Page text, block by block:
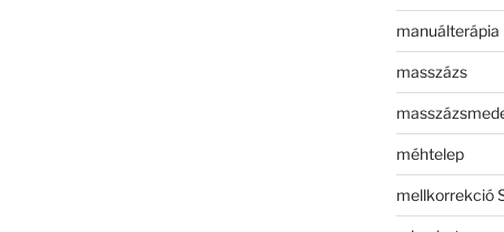
manuálterápia
masszázs
méhtelep
mellkorrekció